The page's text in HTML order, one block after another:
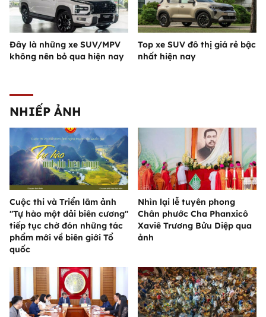
Đây là những xe SUV/MPV
không nên bỏ qua hiện nay
Top xe SUV đô thị giá rẻ bậc
nhất hiện nay
NHIẾP ẢNH
Cuộc thi và Triển lãm ảnh
"Tự hào một dải biên cương"
tiếp tục chờ đón những tác
phẩm mới về biên giới Tổ
quốc
Nhìn lại lễ tuyên phong
Chân phước Cha Phanxicô
Xaviê Trương Bửu Diệp qua
ảnh